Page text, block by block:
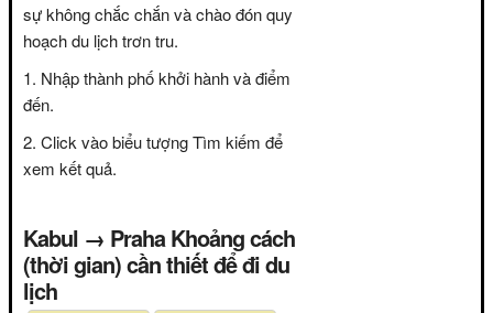
sự không chắc chắn và chào đón quy
hoạch du lịch trơn tru.
Nhập thành phố khởi hành và điểm
đến.
Click vào biểu tượng Tìm kiếm để
xem kết quả.
Kabul → Praha Khoảng cách
(thời gian) cần thiết để đi du
lịch